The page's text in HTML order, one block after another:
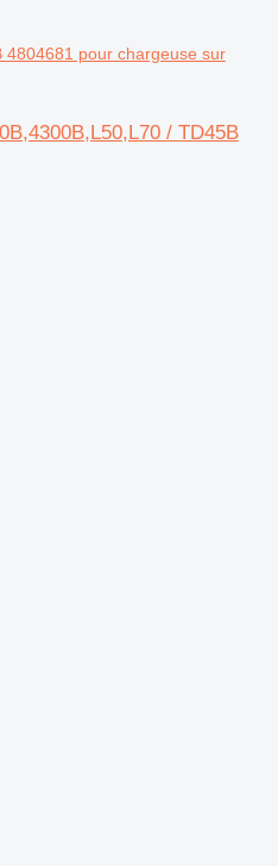
4804681 pour chargeuse sur
/ TD45B